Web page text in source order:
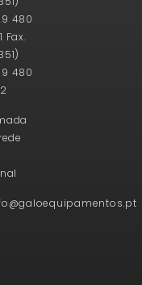
480
Fax.
480